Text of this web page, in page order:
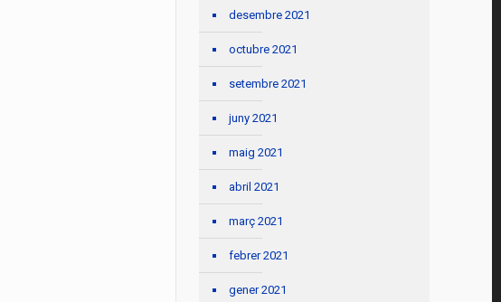
desembre 2021
octubre 2021
setembre 2021
juny 2021
maig 2021
abril 2021
març 2021
febrer 2021
gener 2021